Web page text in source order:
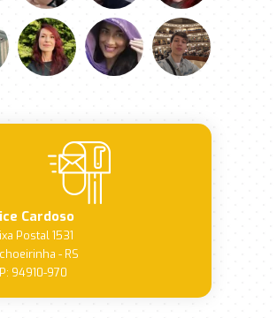
Cardoso
Postal 1531
- RS
94910-970